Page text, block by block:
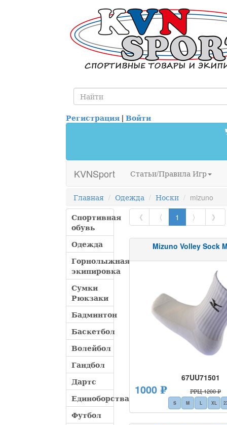
Регистрация | Войти
KVNSport Статьи/Правила Игр
Главная Одежда Носки
mizuno
Спортивная
обувь
Одежда
Горнолыжная
экипировка
Сумки
Рюкзаки
Бадминтон
Баскетбол
Волейбол
Гандбол
Дартс
Единоборства
Футбол
《 〈 1 〉 》
Mizuno Volley Sock
67UU71501
1000 ₽ РРЦ 1200 ₽
S M L XL